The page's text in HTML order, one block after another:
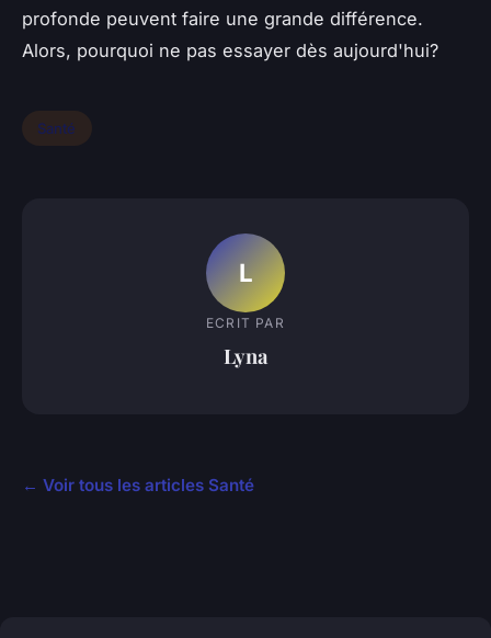
profonde peuvent faire une grande différence.
Alors, pourquoi ne pas essayer dès aujourd'hui?
Santé
L
ECRIT PAR
Lyna
← Voir tous les articles Santé